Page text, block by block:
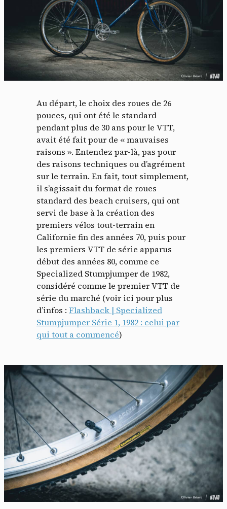
Au départ, le choix des roues de 26
pouces, qui ont été le standard
pendant plus de 30 ans pour le VTT,
avait été fait pour de « mauvaises
raisons ». Entendez par-là, pas pour
des raisons techniques ou d’agrément
sur le terrain. En fait, tout simplement,
il s’agissait du format de roues
standard des beach cruisers, qui ont
servi de base à la création des
premiers vélos tout-terrain en
Californie fin des années 70, puis pour
les premiers VTT de série apparus
début des années 80, comme ce
Specialized Stumpjumper de 1982,
considéré comme le premier VTT de
série du marché (voir ici pour plus
d’infos : Flashback | Specialized
Stumpjumper Série 1, 1982 : celui par
qui tout a commencé)